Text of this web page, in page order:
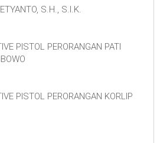
S.H., S.I.K.
PISTOL PERORANGAN PATI
PISTOL PERORANGAN KORLIP